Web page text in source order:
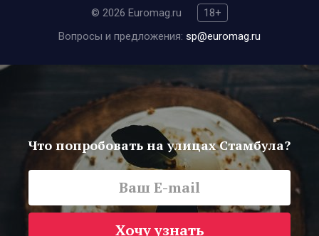
© 2026 Euromag.ru
18+
Вопросы и предложения: sp@euromag.ru
Что попробовать на улицах Стамбула?
Хочу узнать